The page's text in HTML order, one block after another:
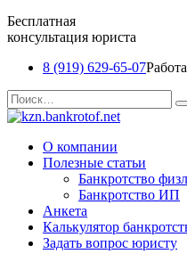
Бесплатная
консультация юриста
8 (919) 629-65-07
Перейти
к
Search
for:
О компании
Полезные статьи
Банкротство
Банкротство ИП
Анкета
Калькулятор
Задать вопрос юристу